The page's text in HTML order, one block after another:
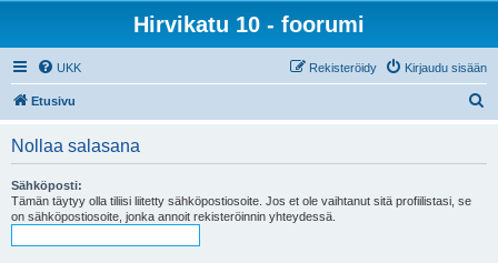
Hirvikatu 10 - foorumi
UKK Kirjaudu sisään
Rekisteröidy
Etusivu
Nollaa salasana
Sähköposti:
Tämän täytyy olla tiliisi liitetty sähköpostiosoite. Jos et ole vaihtanut sitä profiilistasi, se
on sähköpostiosoite, jonka annoit rekisteröinnin yhteydessä.